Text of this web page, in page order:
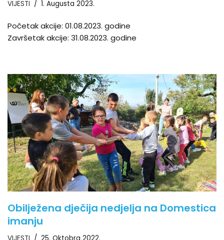
VIJESTI 1. Augusta 2023.
Početak akcije: 01.08.2023. godine
Završetak akcije: 31.08.2023. godine
Obilježena dječija nedjelja na Domestica
imanju